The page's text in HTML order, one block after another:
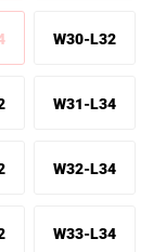
W30-L32
W31-L34
W32-L34
W33-L34